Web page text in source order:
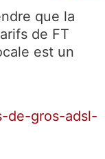
que la
de FT
est un
de-gros-adsl-